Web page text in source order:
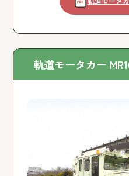
軌道モータカー